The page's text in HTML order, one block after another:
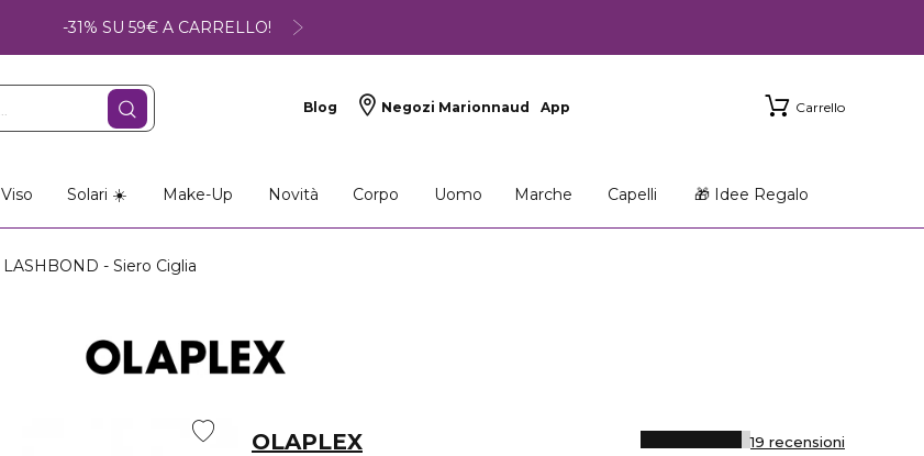
-31% SU 59€ A CARRELLO!
Blog Negozi Marionnaud App Carrello
Viso Solari ☀️ Make-Up Novità Corpo Uomo Marche Capelli 🎁 Idee Regalo
LASHBOND - Siero Ciglia
OLAPLEX
19 recensioni